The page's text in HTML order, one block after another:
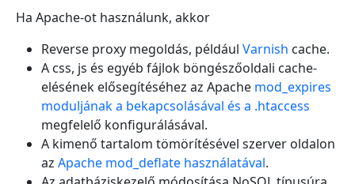
Ha Apache-ot használunk, akkor
Reverse proxy megoldás, például Varnish cache.
A css, js és egyéb fájlok böngészőoldali cache-
elésének elősegítéséhez az Apache mod_expires
moduljának a bekapcsolásával és a .htaccess
megfelelő konfigurálásával.
A kimenő tartalom tömörítésével szerver oldalon
az Apache mod_deflate használatával.